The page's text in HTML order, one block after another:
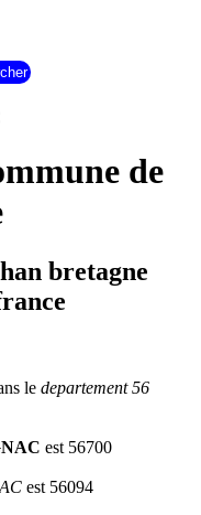
de
bretagne
le departement 56
est 56700
est 56094